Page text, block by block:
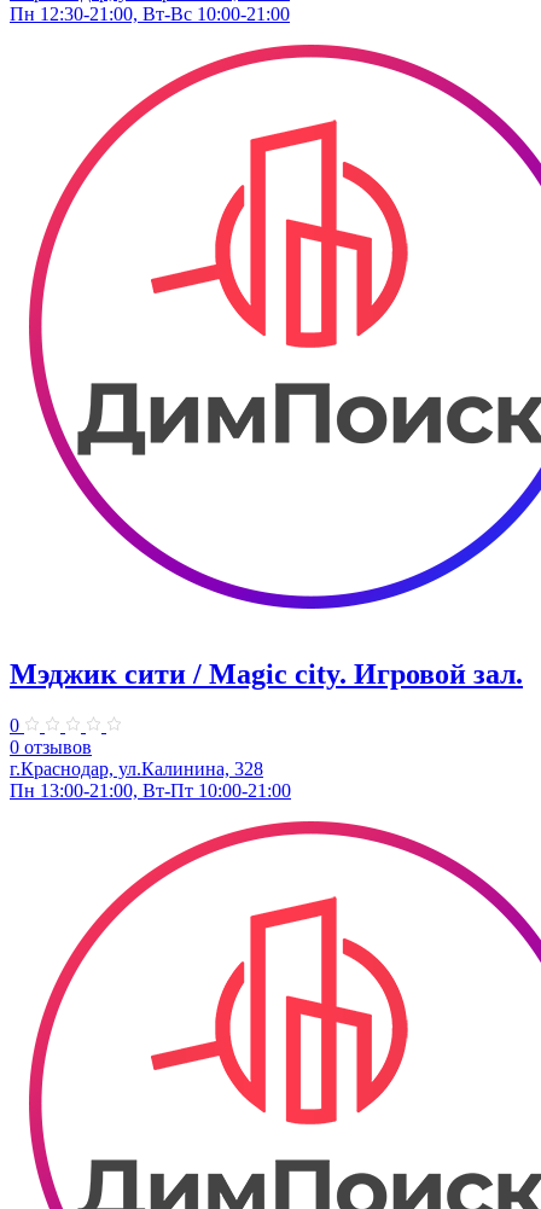
Пн 12:30-21:00, Вт-Вс 10:00-21:00
Мэджик сити / Magic city. ​Игровой зал.
0
0 отзывов
г.Краснодар, ул.Калинина, 328
Пн 13:00-21:00, Вт-Пт 10:00-21:00